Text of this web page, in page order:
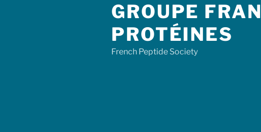
GROUPE
PROTÉINES
French Peptide Society